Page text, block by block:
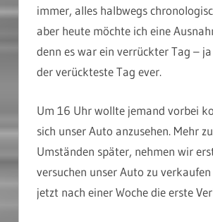
immer, alles halbwegs
aber heute möchte ich eine
denn es war ein verrückter Tag –
der verückteste Tag ever.
Um 16 Uhr wollte jemand vorbei
sich unser Auto anzusehen. Mehr
Umständen später, nehmen wir
versuchen unser Auto zu
jetzt nach einer Woche die erste